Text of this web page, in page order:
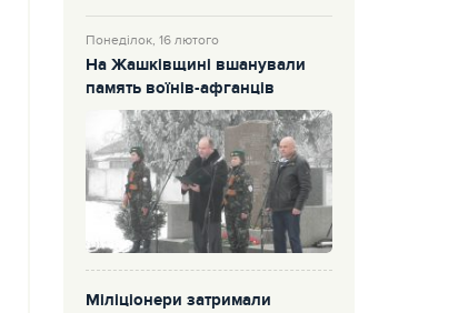
Понеділок, 16 лютого
На Жашківщині вшанували
память воїнів-афганців
Міліціонери затримали